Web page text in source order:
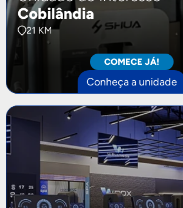
Cobilândia
21 KM
COMECE JÁ!
Conheça a unidade